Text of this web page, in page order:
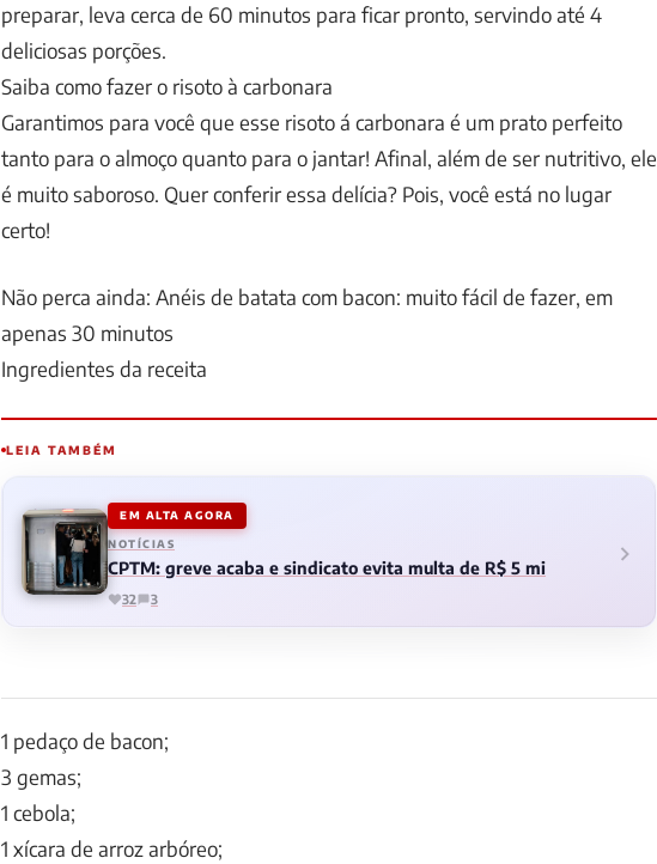
preparar, leva cerca de 60 minutos para ficar pronto, servindo até 4
deliciosas porções.
Saiba como fazer o risoto à carbonara
Garantimos para você que esse risoto á carbonara é um prato perfeito
tanto para o almoço quanto para o jantar! Afinal, além de ser nutritivo, ele
é muito saboroso. Quer conferir essa delícia? Pois, você está no lugar
certo!
Não perca ainda: Anéis de batata com bacon: muito fácil de fazer, em
apenas 30 minutos
Ingredientes da receita
LEIA TAMBÉM
EM ALTA AGORA
NOTÍCIAS
CPTM: greve acaba e sindicato evita multa de R$ 5 mi
32 3
1 pedaço de bacon;
3 gemas;
1 cebola;
1 xícara de arroz arbóreo;